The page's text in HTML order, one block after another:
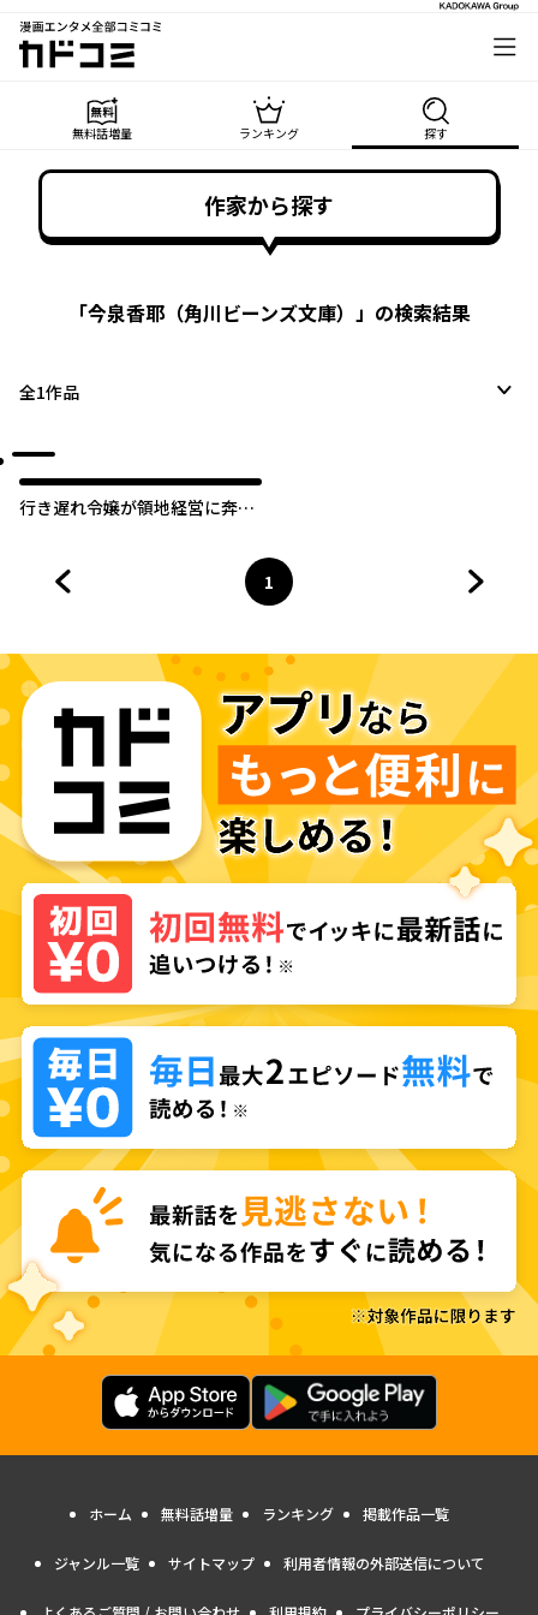
漫画エンタメ全部コミコミ
カドコミ
無料話増量 ランキング 探す
作家から探す
「今泉香耶（角川ビーンズ文庫） 」の検索結果
全1作品
行き遅れ令嬢が領地経営に奔走
ページ
1
へ
ホーム 無料話増量 ランキング 掲載作品一覧
ジャンル一覧 サイトマップ 利用者情報の外部送信について